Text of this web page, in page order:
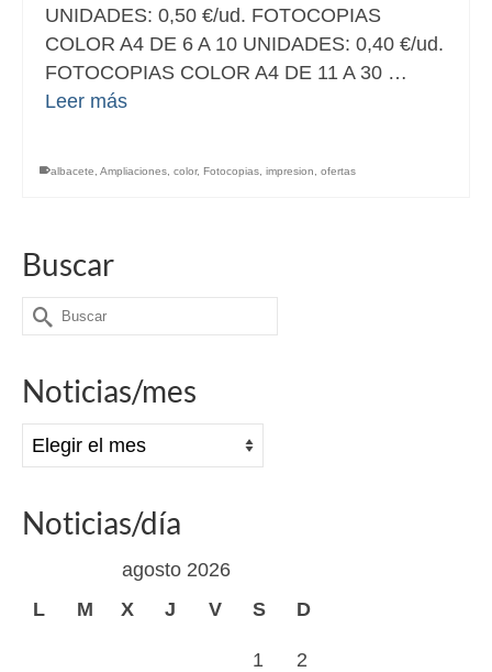
UNIDADES: 0,50 €/ud. FOTOCOPIAS
COLOR A4 DE 6 A 10 UNIDADES: 0,40 €/ud.
FOTOCOPIAS COLOR A4 DE 11 A 30 …
Leer más
albacete Ampliaciones color, Fotocopias impresion ofertas
Buscar
Buscar
por:
Noticias/mes
Noticias/mes
Noticias/día
agosto 2026
L
M X J V S D
1 2